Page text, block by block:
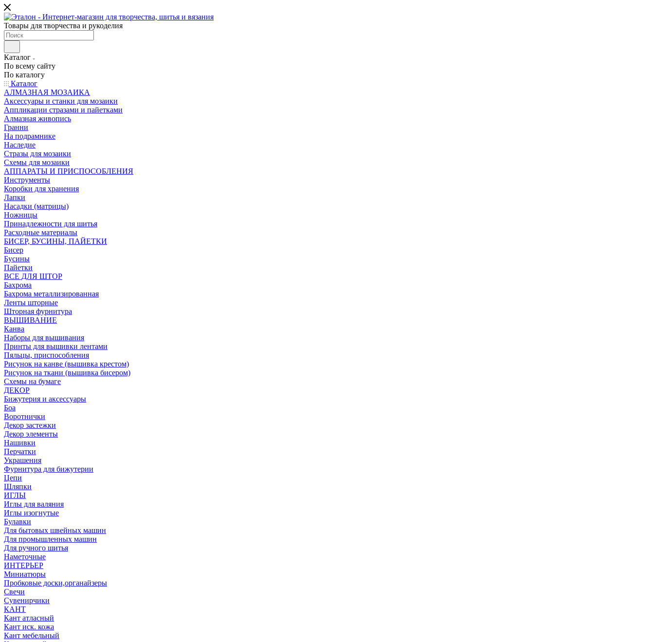
Товары для творчества и рукоделия
Каталог
По всему сайту
По каталогу
Каталог
АЛМАЗНАЯ МОЗАИКА
Аксессуары и станки для мозаики
Аппликации стразами и пайетками
Алмазная живопись
Гранни
На подрамнике
Наследие
Стразы для мозаики
Схемы для мозаики
АППАРАТЫ И ПРИСПОСОБЛЕНИЯ
Инструменты
Коробки для хранения
Лапки
Насадки (матрицы)
Ножницы
Принадлежности для шитья
Расходные материалы
БИСЕР, БУСИНЫ, ПАЙЕТКИ
Бисер
Бусины
Пайетки
ВСЕ ДЛЯ ШТОР
Бахрома
Бахрома металлизированная
Ленты шторные
Шторная фурнитура
ВЫШИВАНИЕ
Канва
Наборы для вышивания
Принты для вышивки лентами
Пяльцы, приспособления
Рисунок на канве (вышивка крестом)
Рисунок на ткани (вышивка бисером)
Схемы на бумаге
ДЕКОР
Бижутерия и аксессуары
Боа
Воротнички
Декор застежки
Декор элементы
Нашивки
Перчатки
Украшения
Фурнитура для бижутерии
Цепи
Шляпки
ИГЛЫ
Иглы для валяния
Иглы изогнутые
Булавки
Для бытовых швейных машин
Для промышленных машин
Для ручного шитья
Наметочные
ИНТЕРЬЕР
Миниатюры
Пробковые доски,органайзеры
Свечи
Сувенирчики
КАНТ
Кант атласный
Кант иск. кожа
Кант мебельный